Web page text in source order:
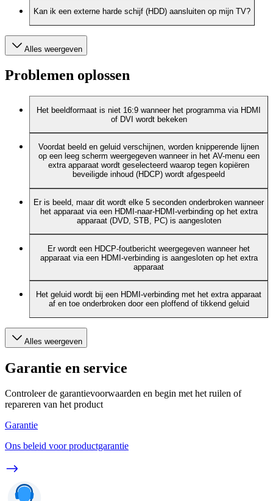
Kan ik een externe harde schijf (HDD) aansluiten op mijn TV?
Alles weergeven
Problemen oplossen
Het beeldformaat is niet 16:9 wanneer het programma via HDMI
of DVI wordt bekeken
Voordat beeld en geluid verschijnen, worden knipperende lijnen
op een leeg scherm weergegeven wanneer in het AV-menu een
extra apparaat wordt geselecteerd waarop tegen kopiëren
beveiligde inhoud (HDCP) wordt afgespeeld
Er is beeld, maar dit wordt elke 5 seconden onderbroken wanneer
het apparaat via een HDMI-naar-HDMI-verbinding op het extra
apparaat (DVD, STB, PC) is aangesloten
Er wordt een HDCP-foutbericht weergegeven wanneer het
apparaat via een HDMI-verbinding is aangesloten op het extra
apparaat
Het geluid wordt bij een HDMI-verbinding met het extra apparaat
af en toe onderbroken door een ploffend of tikkend geluid
Alles weergeven
Garantie en service
Controleer de garantievoorwaarden en begin met het ruilen of
repareren van het product
Garantie
Ons beleid voor productgarantie